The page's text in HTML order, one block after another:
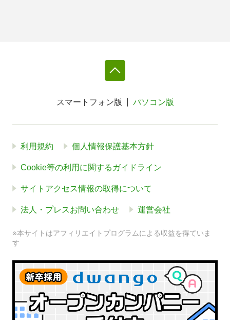
スマートフォン版 パソコン版
利用規約 個人情報保護基本方針
Cookie等の利用に関するガイドライン
サイトアクセス情報の取得について
法人・プレスお問い合わせ 運営会社
※本サイトはアフィリエイトプログラムによる収益を得ていま
す